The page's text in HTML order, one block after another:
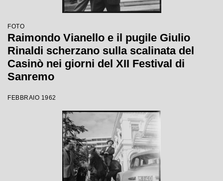
FOTO
Raimondo Vianello e il pugile Giulio
Rinaldi scherzano sulla scalinata del
Casinò nei giorni del XII Festival di
Sanremo
FEBBRAIO 1962